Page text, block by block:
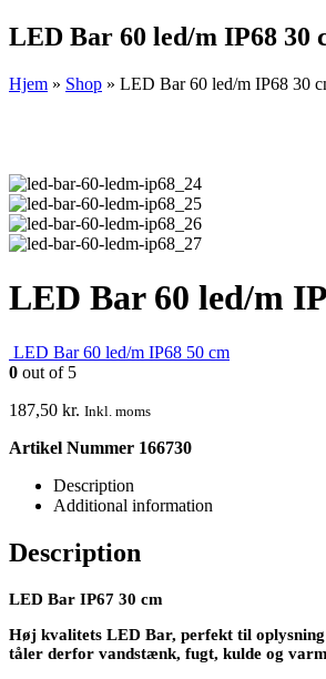
LED Bar 60 led/m IP68 30
Hjem » Shop » LED Bar 60 led/m IP68 30
LED Bar 60 led/m
LED Bar 60 led/m IP68 50 cm
0 out of 5
187,50 kr. Inkl. moms
Artikel Nummer 166730
Description
Additional information
Description
LED Bar IP67 30 cm
Høj kvalitets LED Bar, perfekt til
tåler derfor vandstænk, fugt, kulde og